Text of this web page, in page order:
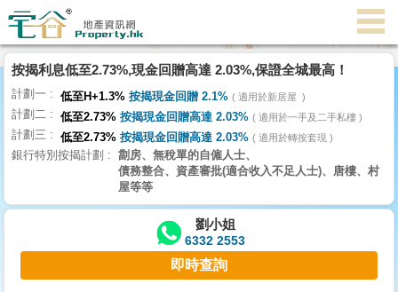
理
主
頁
搵
樓/
交
業
主
按揭利息低至2.73%,現金回贈高達 2.03%,保證全城最高！
計劃一 低至H+1.3% 按揭現金回贈 2.1% 適用於新居屋
計劃二 低至2.73% 按揭現金回贈高達 2.03% 適用於一手及二手私樓
計劃三 低至2.73% 按揭現金回贈高達 2.03% 適用於轉按套現
銀行特別按揭計劃
劏房、無稅單的自僱人士、
債務整合、資產審批(適合收入不足人士)、唐樓、村
屋等等
劉小姐
6332 2553
即時查詢